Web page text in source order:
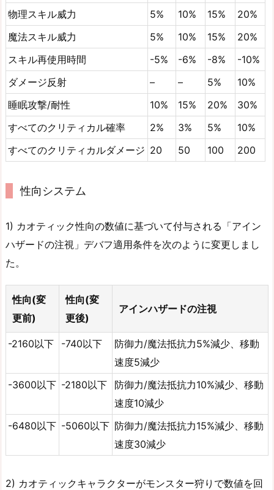
物理スキル威力
5% 10% 15%
20%
魔法スキル威力
5% 10% 15%
20%
スキル再使用時間
-5% -6% -8%
-10%
ダメージ反射
– – 5%
10%
睡眠攻撃/耐性
10% 15% 20%
30%
すべてのクリティカル確率
2% 3% 5%
10%
すべてのクリティカルダメージ 20 50 100 200
性向システム
1) カオティック性向の数値に基づいて付与される「アイン
ハザードの注視」デバフ適用条件を次のように変更しまし
た。
性向(変
更前)
性向(変
更後)
アインハザードの注視
-2160以下 -740以下
防御力/魔法抵抗力5%減少、移動
速度5減少
-3600以下 -2180以下
防御力/魔法抵抗力10%減少、移動
速度10減少
-6480以下 -5060以下 防御力/魔法抵抗力15%減少、移動
速度30減少
2) カオティックキャラクターがモンスター狩りで数値を回